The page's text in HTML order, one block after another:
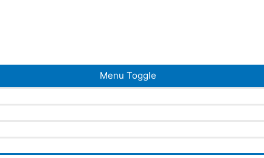
Menu Toggle